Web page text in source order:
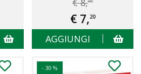
€ 8,
€ 7,20
AGGIUNGI
- 30 %